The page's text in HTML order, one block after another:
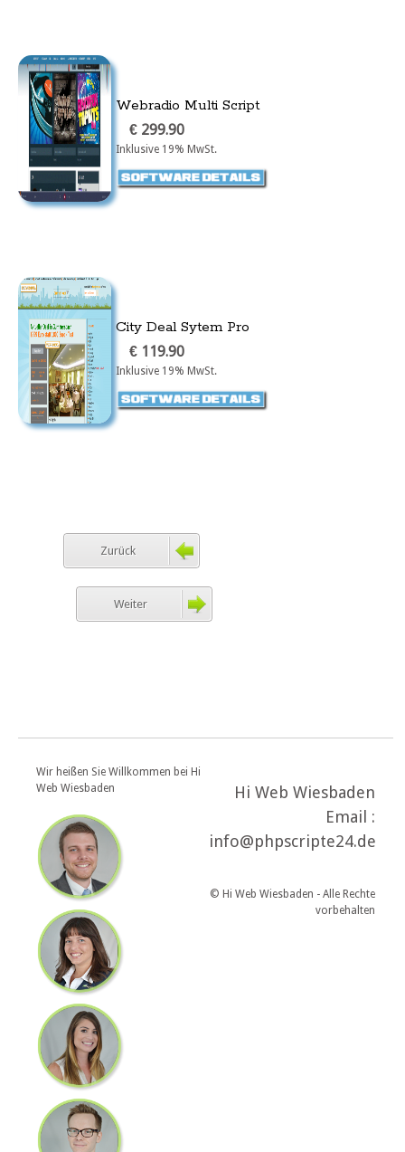
Webradio Multi Script
€ 299.90
Inklusive 19% MwSt.
City Deal Sytem Pro
€ 119.90
Inklusive 19% MwSt.
Zurück
Weiter
Wir heißen Sie Willkommen bei Hi
Web Wiesbaden
Hi Web Wiesbaden
Email :
info@phpscripte24.de
© Hi Web Wiesbaden - Alle Rechte
vorbehalten